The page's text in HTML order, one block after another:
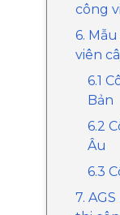
công
6.
viên
6.1
Bản
6.2
Âu
6.3
7.